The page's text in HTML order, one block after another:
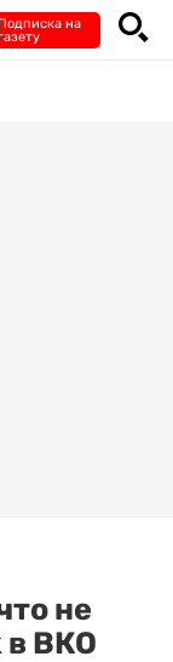
Подписка на
не
в ВКО